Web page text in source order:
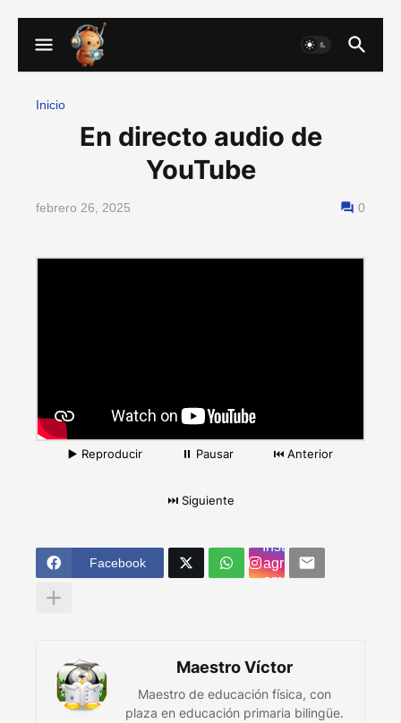
Inicio
En directo audio de
YouTube
febrero 26, 2025 0
▶️ Reproducir ⏸️ Pausar ⏮️ Anterior
⏭️ Siguiente
Facebook
Inst
agr
am
Maestro Víctor
Maestro de educación física, con
plaza en educación primaria bilingüe.